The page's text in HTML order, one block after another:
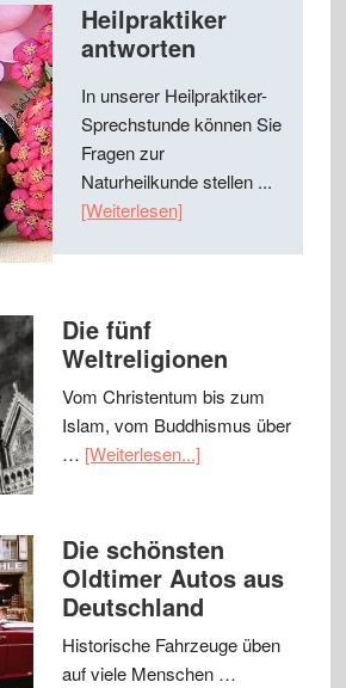
Heilpraktiker
antworten
In unserer Heilpraktiker-
Sprechstunde können Sie
Fragen zur
Naturheilkunde stellen ...
[Weiterlesen]
Die fünf
Weltreligionen
Vom Christentum bis zum
Islam, vom Buddhismus über
… [Weiterlesen...]
Die schönsten
Oldtimer Autos aus
Deutschland
Historische Fahrzeuge üben
auf viele Menschen …